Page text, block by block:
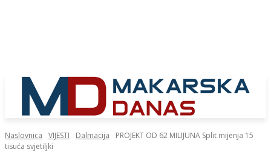
Naslovnica VIJESTI Dalmacija
PROJEKT OD 62 MILIJUNA Split mijenja 15
tisuća svjetiljki